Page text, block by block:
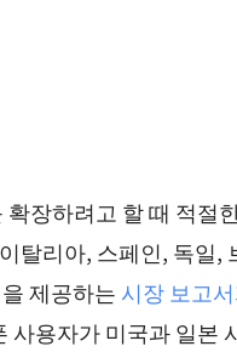
장하려고 할 때 적절
이탈리아, 스페인, 독일,
제공하는 시장 보고서
사용자가 미국과 일본